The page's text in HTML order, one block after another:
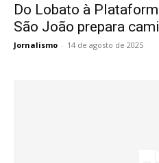
Do Lobato à
São João prepara
Jornalismo - 14 de agosto de 2025